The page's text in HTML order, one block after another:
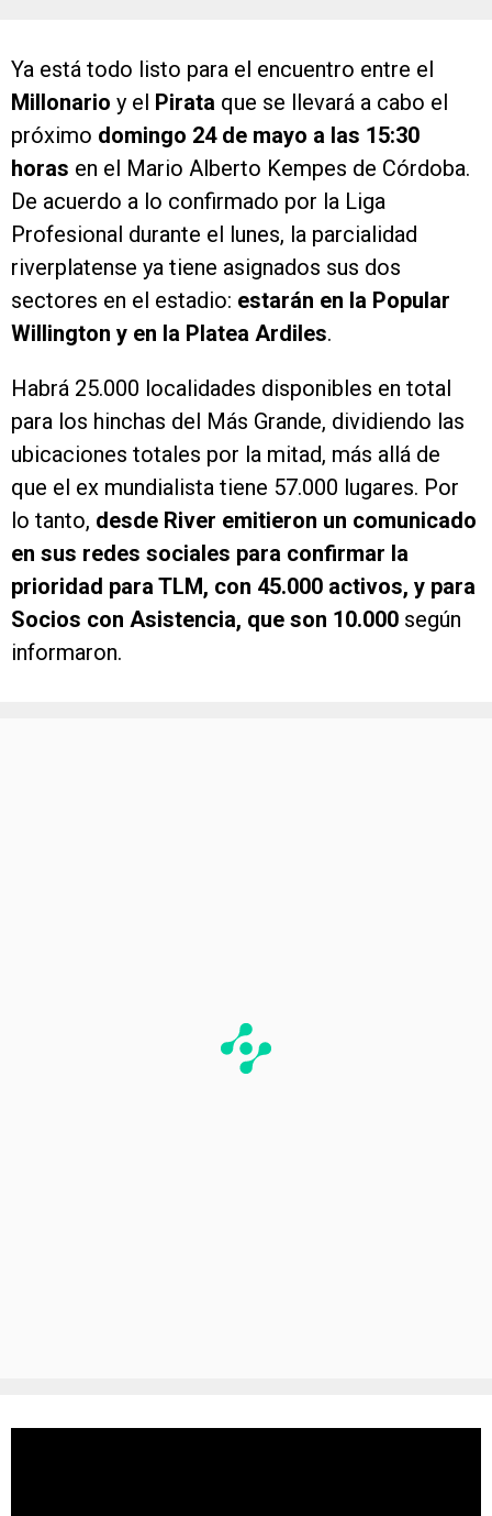
Ya está todo listo para el encuentro entre el
Millonario y el Pirata que se llevará a cabo el
próximo domingo 24 de mayo a las 15:30
horas en el Mario Alberto Kempes de Córdoba.
De acuerdo a lo confirmado por la Liga
Profesional durante el lunes, la parcialidad
riverplatense ya tiene asignados sus dos
sectores en el estadio: estarán en la Popular
Willington y en la Platea Ardiles.
Habrá 25.000 localidades disponibles en total
para los hinchas del Más Grande, dividiendo las
ubicaciones totales por la mitad, más allá de
que el ex mundialista tiene 57.000 lugares. Por
lo tanto, desde River emitieron un comunicado
en sus redes sociales para confirmar la
prioridad para TLM, con 45.000 activos, y para
Socios con Asistencia, que son 10.000 según
informaron.